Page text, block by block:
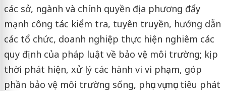
các sở, ngành và chính quyền địa phương đẩy
mạnh công tác kiểm tra, tuyên truyền, hướng dẫn
các tổ chức, doanh nghiệp thực hiện nghiêm các
quy định của pháp luật về bảo vệ môi trường; kịp
thời phát hiện, xử lý các hành vi vi phạm, góp
phần bảo vệ môi trường sống, phục vụ mục tiêu phát